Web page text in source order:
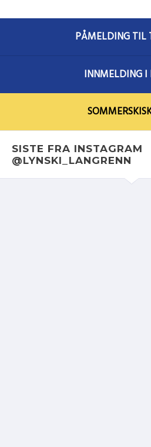
PÅMELDING TIL
INNMELDING I
SISTE FRA INSTAGRAM
@LYNSKI_LANGRENN